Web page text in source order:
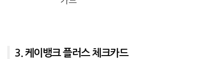
3. 케이뱅크 플러스 체크카드